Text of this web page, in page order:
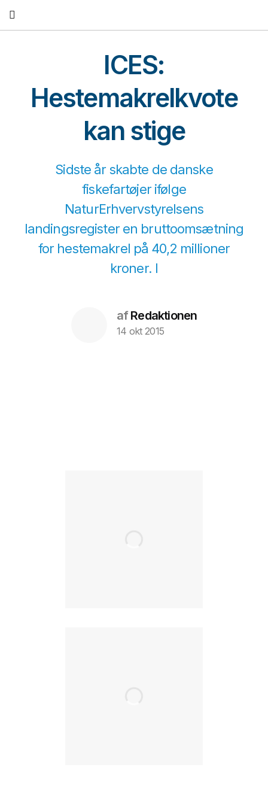
ICES:
Hestemakrelkvote
kan stige
Sidste år skabte de danske
fiskefartøjer ifølge
NaturErhvervstyrelsens
landingsregister en bruttoomsætning
for hestemakrel på 40,2 millioner
kroner. I
afRedaktionen
14 okt 2015